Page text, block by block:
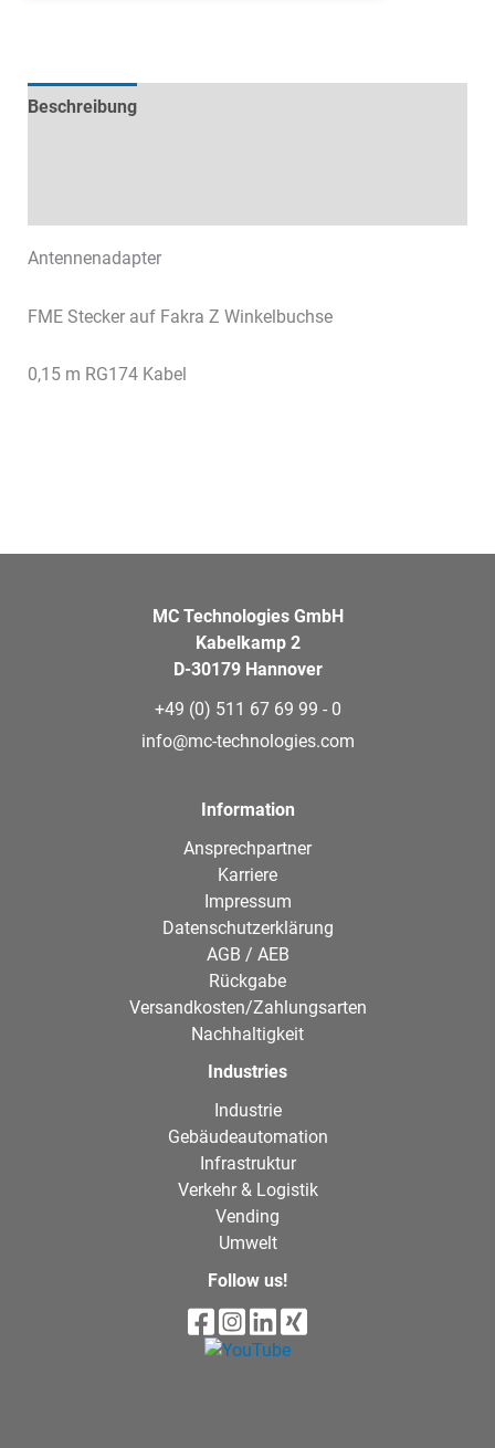
Beschreibung
Antennenadapter
FME Stecker auf Fakra Z Winkelbuchse
0,15 m RG174 Kabel
MC Technologies GmbH
Kabelkamp 2
D-30179 Hannover
+49 (0) 511 67 69 99 - 0
info@mc-technologies.com
Information
Ansprechpartner
Karriere
Impressum
Datenschutzerklärung
AGB / AEB
Rückgabe
Versandkosten/Zahlungsarten
Nachhaltigkeit
Industries
Industrie
Gebäudeautomation
Infrastruktur
Verkehr & Logistik
Vending
Umwelt
Follow us!